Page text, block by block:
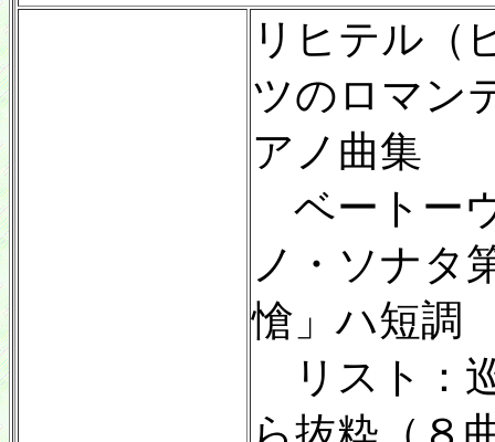
リヒテル（
ツのロマン
アノ曲集
ベートー
ノ・ソナタ
愴」ハ短調
リスト：